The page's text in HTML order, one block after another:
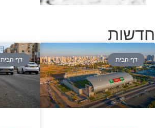
חדשות
דף הבית דף הבית